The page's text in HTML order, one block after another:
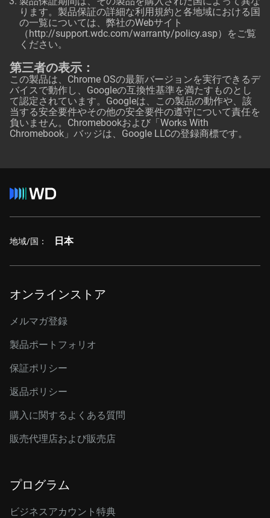
ります。製品保証の詳細な利用規約と各地域における国
の一覧については、弊社のWebサイト
（http://support.wdc.com/warranty/policy.asp）をご覧
ください。
第三者の表示：
この製品は、Chrome OSの最新バージョンを実行できるデ
バイスで動作し、Googleの互換性基準を満たすものとし
て認定されています。Googleは、この製品の動作や、該
当する安全要件やその他の安全要件の遵守について責任を
負いません。Chromebookおよび「Works With
Chromebook」バッジは、Google LLCの登録商標です。
地域/国： 日本
オンラインストア
メルマガ登録
製品ポートフォリオ
保証ポリシー
返品ポリシー
購入に関するよくある質問
販売代理店および販売店
プログラム
ビジネスアカウント特典